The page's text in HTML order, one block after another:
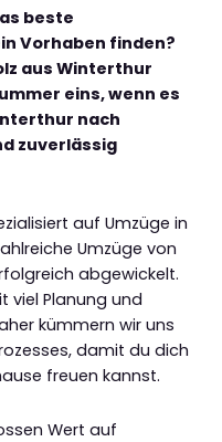
beste
Vorhaben finden?
aus Winterthur
eins, wenn es
nach
zuverlässig
auf Umzüge in
Umzüge von
abgewickelt.
viel Planung und
kümmern wir uns
damit du dich
freuen kannst.
Wert auf